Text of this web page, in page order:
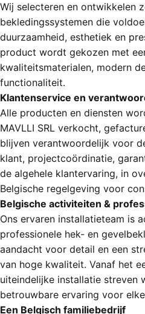
Wij selecteren en ontwikkelen
bekledingssystemen die
duurzaamheid, esthetiek en
product wordt gekozen met
kwaliteitsmaterialen, modern
functionaliteit.
Klantenservice en
Alle producten en diensten
MAVLLI SRL verkocht,
blijven verantwoordelijk voor
klant, projectcoördinatie,
de algehele klantervaring, in
Belgische regelgeving voor
Belgische activiteiten &
Ons ervaren installatieteam is
professionele hek- en
aandacht voor detail en een
van hoge kwaliteit. Vanaf het
uiteindelijke installatie streven
betrouwbare ervaring voor
Een Belgisch familiebedrijf